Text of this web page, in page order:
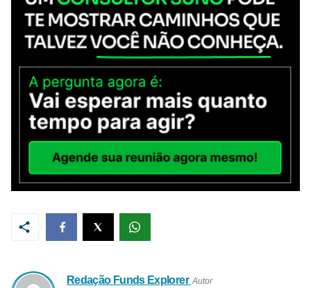
Redação Funds Explorer Autor